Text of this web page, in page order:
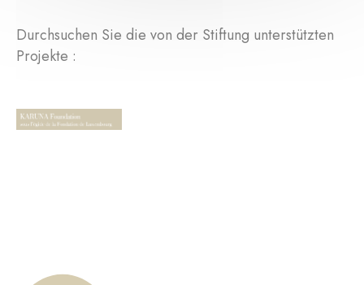
Durchsuchen Sie die von der Stiftung unterstützten
Projekte :